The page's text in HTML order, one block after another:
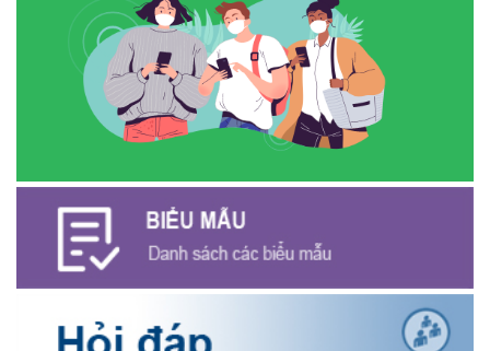
HỘI NÔNG DÂN XÃ CƯ M’GAR ĐẠI DIỆN TỈNH ĐẮK LẮK QUẢNG
BÁ SẢN PHẨM OCOP TẠI TUẦN LỄ NÔNG SẢN VÀ SẢN PHẨM
OCOP TỈNH KHÁNH HÒA NĂM 2026
(18/07/2026)
cực tham gia hưởng ngày hội hiến máu tình nguyện đợt II năm
2026.
(17/07/2026)
HƯỞNG ỨNG CUỘC THI TRỰC TUYẾN CỦA HỘI NÔNG DÂN XÃ
CƯ M’GAR – LAN TỎA TRI THỨC, VỮNG BƯỚC CÙNG NÔNG
DÂN VIỆT NAM!